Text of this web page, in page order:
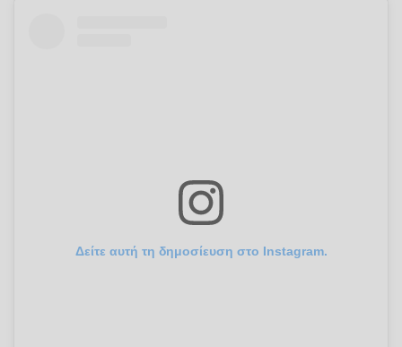
Δείτε αυτή τη δημοσίευση στο Instagram.